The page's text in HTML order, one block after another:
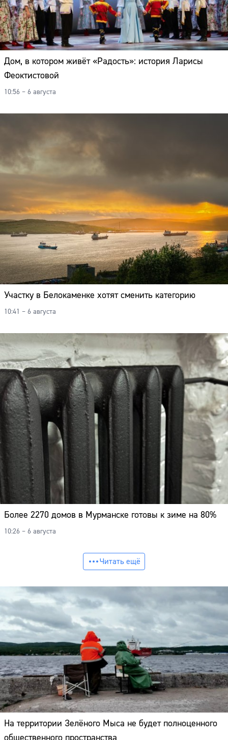
Дом, в котором живёт «Радость»: история Ларисы
Феоктистовой
10:56 – 6 августа
Участку в Белокаменке хотят сменить категорию
10:41 – 6 августа
Более 2270 домов в Мурманске готовы к зиме на 80%
10:26 – 6 августа
Читать ещё
На территории Зелёного Мыса не будет полноценного